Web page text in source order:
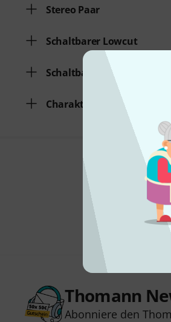
Stereo Paar
Schaltbarer Lowcut
Schaltbarer Pad
Charakteristik
Thomann
Abonniere den